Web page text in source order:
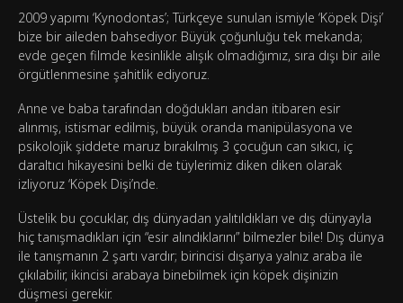
2009 yapımı ‘Kynodontas’; Türkçeye sunulan ismiyle ‘Köpek Dişi’
bize bir aileden bahsediyor. Büyük çoğunluğu tek mekanda;
evde geçen filmde kesinlikle alışık olmadığımız, sıra dışı bir aile
örgütlenmesine şahitlik ediyoruz.
Anne ve baba tarafından doğdukları andan itibaren esir
alınmış, istismar edilmiş, büyük oranda manipülasyona ve
psikolojik şiddete maruz bırakılmış 3 çocuğun can sıkıcı, iç
daraltıcı hikayesini belki de tüylerimiz diken diken olarak
izliyoruz ‘Köpek Dişi’nde.
Üstelik bu çocuklar, dış dünyadan yalıtıldıkları ve dış dünyayla
hiç tanışmadıkları için “esir alındıklarını” bilmezler bile! Dış dünya
ile tanışmanın 2 şartı vardır; birincisi dışarıya yalnız araba ile
çıkılabilir, ikincisi arabaya binebilmek için köpek dişinizin
düşmesi gerekir.